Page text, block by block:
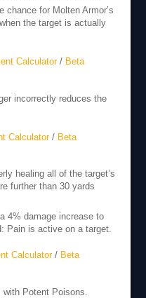
chance for Molten Armor’s
the target is actually
Calculator/ Beta
incorrectly reduces the
Calculator/ Beta
healing all of the target’s
further than 30 yards
4% damage increase to
Pain is active on a target.
Calculator/ Beta
Potent Poisons.